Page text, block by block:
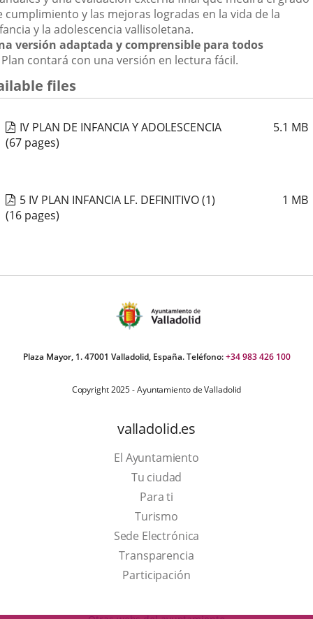
cumplimiento y las mejoras logradas en la vida de la
y la adolescencia vallisoletana.
versión adaptada y comprensible para todos
Plan contará con una versión en lectura fácil.
files
IV PLAN DE INFANCIA Y ADOLESCENCIA 5.1 MB
(67 pages)
5 IV PLAN INFANCIA LF. DEFINITIVO (1) 1 MB
(16 pages)
Plaza Mayor, 1. 47001 Valladolid, España. Teléfono:+34 983 426 100
Copyright 2025 - Ayuntamiento de Valladolid
valladolid.es
El Ayuntamiento
Tu ciudad
Para ti
TurismoThis
link
will
open
a
Sede Electrónica
Transparencia
Participación